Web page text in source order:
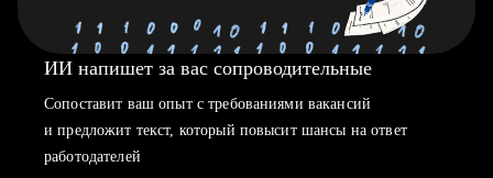
ИИ напишет за вас сопроводительные
Сопоставит ваш опыт с требованиями вакансий
и предложит текст, который повысит шансы на ответ
работодателей